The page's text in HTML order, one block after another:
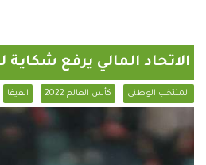
الاتحاد المالي يرفع
المنتخب الوطني كأس العالم 2022 الفيفا